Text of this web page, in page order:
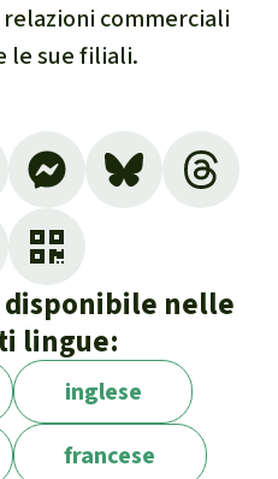
commerciali
le sue filiali.
disponibile nelle
lingue:
inglese
francese